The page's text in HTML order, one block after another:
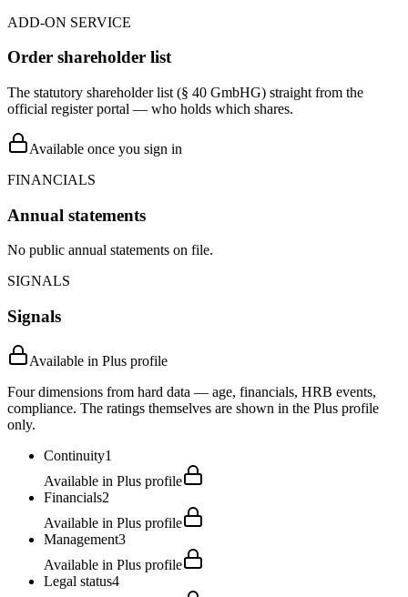
ADD-ON SERVICE
Order shareholder list
The statutory shareholder list (§ 40 GmbHG) straight from the
official register portal — who holds which shares.
Available once you sign in
FINANCIALS
Annual statements
No public annual statements on file.
SIGNALS
Signals
Available in Plus profile
Four dimensions from hard data — age, financials, HRB events,
compliance. The ratings themselves are shown in the Plus profile
only.
Continuity1
Available in Plus profile
Financials2
Available in Plus profile
Management3
Available in Plus profile
Legal status4